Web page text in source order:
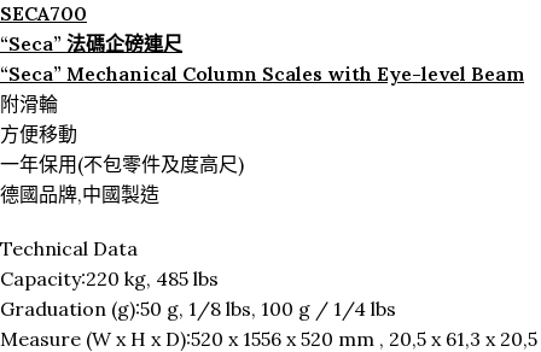
SECA700
“Seca” 法碼企磅連尺
“Seca” Mechanical Column Scales with Eye-level Beam
附滑輪
方便移動
一年保用(不包零件及度高尺)
德國品牌,中國製造
Technical Data
Capacity:220 kg, 485 lbs
Graduation (g):50 g, 1/8 lbs, 100 g / 1/4 lbs
Measure (W x H x D):520 x 1556 x 520 mm , 20,5 x 61,3 x 20,5